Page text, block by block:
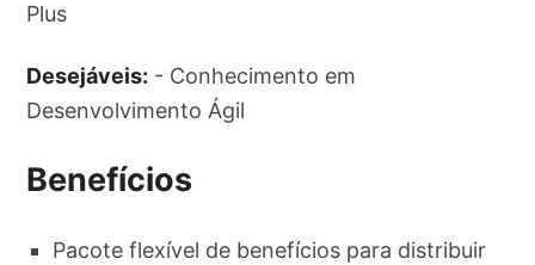
Plus
Desejáveis: - Conhecimento em
Desenvolvimento Ágil
Benefícios
Pacote flexível de benefícios para distribuir